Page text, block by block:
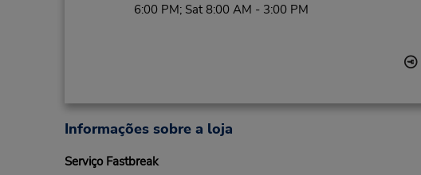
6:00 PM; Sat 8:00 AM - 3:00 PM
Informações sobre a loja
Serviço Fastbreak